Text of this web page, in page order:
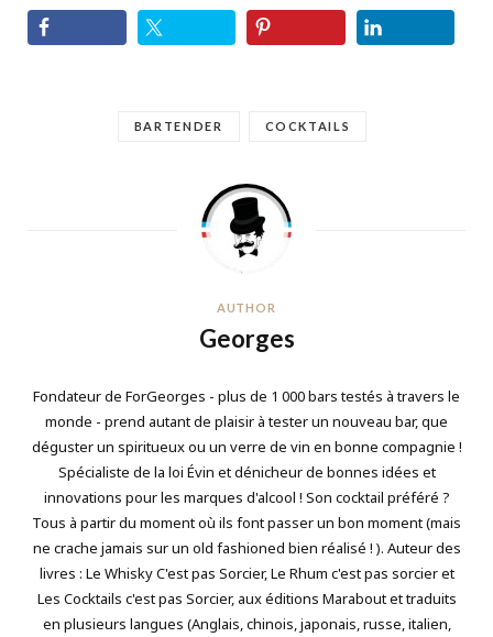
BARTENDER COCKTAILS
AUTHOR
Georges
Fondateur de ForGeorges - plus de 1 000 bars testés à travers le
monde - prend autant de plaisir à tester un nouveau bar, que
déguster un spiritueux ou un verre de vin en bonne compagnie !
Spécialiste de la loi Évin et dénicheur de bonnes idées et
innovations pour les marques d'alcool ! Son cocktail préféré ?
Tous à partir du moment où ils font passer un bon moment (mais
ne crache jamais sur un old fashioned bien réalisé ! ). Auteur des
livres : Le Whisky C'est pas Sorcier, Le Rhum c'est pas sorcier et
Les Cocktails c'est pas Sorcier, aux éditions Marabout et traduits
en plusieurs langues (Anglais, chinois, japonais, russe, italien,